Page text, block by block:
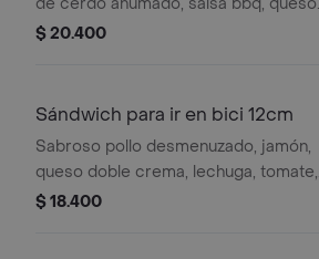
parmesano, jamón, cebolla, lechuga y
$ 20.400
Sándwich para ir en bici 12cm
Sabroso pollo desmenuzado, jamón,
queso doble crema, lechuga, tomate,
cebolla, pimentón, pepino, mostaza,
$ 18.400